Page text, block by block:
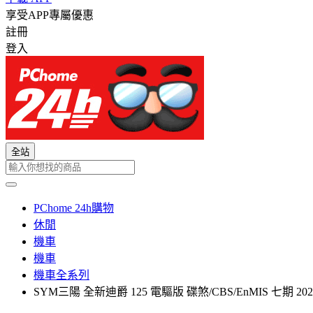
享受APP專屬優惠
註冊
登入
全站
PChome 24h購物
休閒
機車
機車
機車全系列
SYM三陽 全新迪爵 125 電驅版 碟煞/CBS/EnMIS 七期